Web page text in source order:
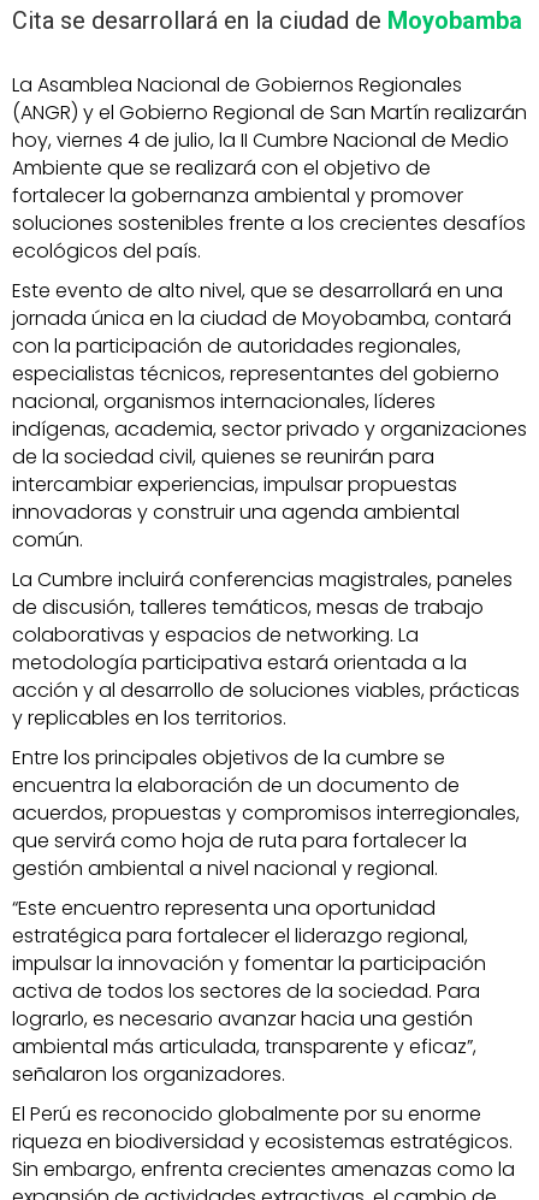
Cita se desarrollará en la ciudad de Moyobamba
La Asamblea Nacional de Gobiernos Regionales
(ANGR) y el Gobierno Regional de San Martín realizarán
hoy, viernes 4 de julio, la II Cumbre Nacional de Medio
Ambiente que se realizará con el objetivo de
fortalecer la gobernanza ambiental y promover
soluciones sostenibles frente a los crecientes desafíos
ecológicos del país.
Este evento de alto nivel, que se desarrollará en una
jornada única en la ciudad de Moyobamba, contará
con la participación de autoridades regionales,
especialistas técnicos, representantes del gobierno
nacional, organismos internacionales, líderes
indígenas, academia, sector privado y organizaciones
de la sociedad civil, quienes se reunirán para
intercambiar experiencias, impulsar propuestas
innovadoras y construir una agenda ambiental
común.
La Cumbre incluirá conferencias magistrales, paneles
de discusión, talleres temáticos, mesas de trabajo
colaborativas y espacios de networking. La
metodología participativa estará orientada a la
acción y al desarrollo de soluciones viables, prácticas
y replicables en los territorios.
Entre los principales objetivos de la cumbre se
encuentra la elaboración de un documento de
acuerdos, propuestas y compromisos interregionales,
que servirá como hoja de ruta para fortalecer la
gestión ambiental a nivel nacional y regional.
“Este encuentro representa una oportunidad
estratégica para fortalecer el liderazgo regional,
impulsar la innovación y fomentar la participación
activa de todos los sectores de la sociedad. Para
lograrlo, es necesario avanzar hacia una gestión
ambiental más articulada, transparente y eficaz”,
señalaron los organizadores.
El Perú es reconocido globalmente por su enorme
riqueza en biodiversidad y ecosistemas estratégicos.
Sin embargo, enfrenta crecientes amenazas como la